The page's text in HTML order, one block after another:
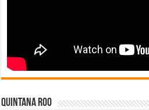
Quintana Roo